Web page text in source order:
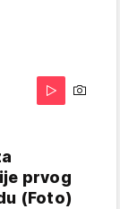
prvog
(Foto)